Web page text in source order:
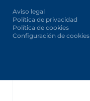
Aviso legal
Política de privacidad
Política de cookies
Configuración de cookies